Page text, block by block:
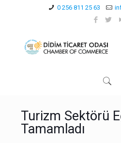
0 256 811 25 63
Turizm Sektörü
Tamamladı